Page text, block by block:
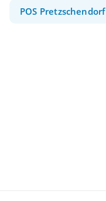
POS Pretzschendorf